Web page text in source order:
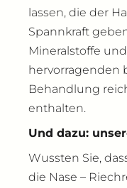
lassen, die der
Spannkraft
Mineralstoffe
hervorragenden
Behandlung
enthalten.
Und dazu:
Wussten Sie,
die Nase –